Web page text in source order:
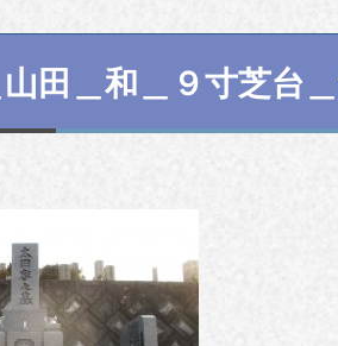
田＿和＿９寸芝台